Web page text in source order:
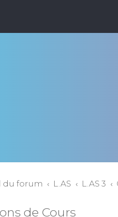
du forum L.AS L.AS 3
de Cours